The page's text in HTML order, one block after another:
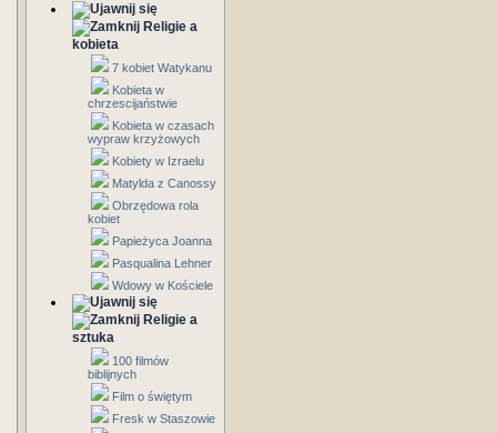
Religie a
kobieta
7 kobiet Watykanu
Kobieta w
chrzescijaństwie
Kobieta w czasach
wypraw krzyżowych
Kobiety w Izraelu
Matylda z Canossy
Obrzędowa rola
kobiet
Papieżyca Joanna
Pasqualina Lehner
Wdowy w Kościele
Religie a
sztuka
100 filmów
biblijnych
Film o świętym
Fresk w Staszowie